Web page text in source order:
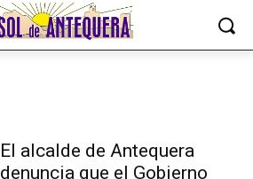
El alcalde de Antequera
denuncia que el Gobierno